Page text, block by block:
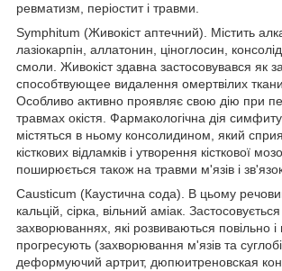
ревматизм, періостит і травми.
Symphitum (Живокіст аптечний). Містить
лазіокарпін, аллатонин, ціноглосин,
смоли. Живокіст здавна застосовувався як
способтвующее видалення омертвілих
Особливо активно проявляє свою дію при
травмах окістя. Фармакологічна дія
містяться в ньому консолидином, який
кісткових відламків і утворення кісткової
поширюється також на травми м'язів і
Causticum (Каустична сода). В цьому
кальцій, сірка, вільний аміак.
захворюваннях, які розвиваються повільно і
прогресують (захворювання м'язів та
деформуючий артрит, дюпюитреновская